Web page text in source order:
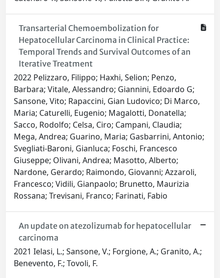
Transarterial Chemoembolization for
Hepatocellular Carcinoma in Clinical Practice:
Temporal Trends and Survival Outcomes of an
Iterative Treatment
2022 Pelizzaro, Filippo; Haxhi, Selion; Penzo,
Barbara; Vitale, Alessandro; Giannini, Edoardo G;
Sansone, Vito; Rapaccini, Gian Ludovico; Di Marco,
Maria; Caturelli, Eugenio; Magalotti, Donatella;
Sacco, Rodolfo; Celsa, Ciro; Campani, Claudia;
Mega, Andrea; Guarino, Maria; Gasbarrini, Antonio;
Svegliati-Baroni, Gianluca; Foschi, Francesco
Giuseppe; Olivani, Andrea; Masotto, Alberto;
Nardone, Gerardo; Raimondo, Giovanni; Azzaroli,
Francesco; Vidili, Gianpaolo; Brunetto, Maurizia
Rossana; Trevisani, Franco; Farinati, Fabio
An update on atezolizumab for hepatocellular
carcinoma
2021 Ielasi, L.; Sansone, V.; Forgione, A.; Granito, A.;
Benevento, F.; Tovoli, F.